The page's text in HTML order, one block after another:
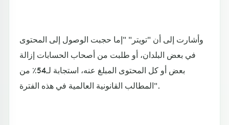
وأشارت إلى أن "تويتر" "إما حجبت الوصول إلى المحتوى
في بعض البلدان، أو طلبت من أصحاب الحسابات إزالة
بعض أو كل المحتوى المبلغ عنه، استجابة لـ54٪ من
المطالب القانونية العالمية في هذه الفترة".